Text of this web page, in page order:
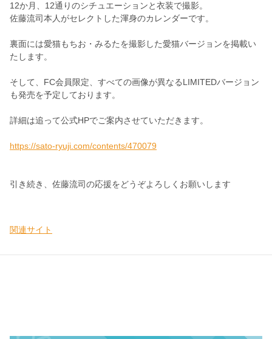
12か月、12通りのシチュエーションと衣装で撮影。
佐藤流司本人がセレクトした渾身のカレンダーです。
裏面には愛猫もちお・ みるたを撮影した愛猫バージョンを掲載い
たします。
そして、FC会員限定、 すべての画像が異なるLIMITEDバージョン
も発売を予定しております。
詳細は追って公式HPでご案内させていただきます。
https://sato-ryuji.com/contents/470079
引き続き、佐藤流司の応援をどうぞよろしくお願いします
関連サイト